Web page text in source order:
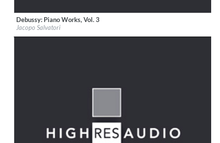
Label:OnClassical
Genre: Classical
$ 12,90
Debussy: Piano Works, Vol. 3
Jacopo Salvatori